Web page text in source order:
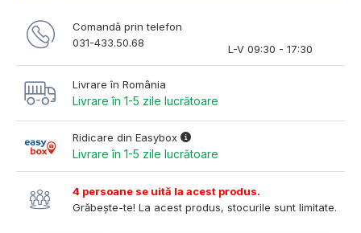
Comandă prin telefon
031-433.50.68
L-V 09:30 - 17:30
Livrare în România
Livrare în 1-5 zile lucrătoare
Ridicare din Easybox
Livrare în 1-5 zile lucrătoare
4 persoane se uită la acest produs.
Grăbește-te! La acest produs, stocurile sunt limitate.